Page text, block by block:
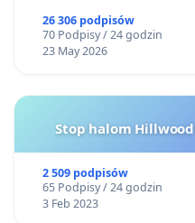
26 306 podpisów
70 Podpisy / 24 godzin
23 May 2026
Stop halom
2 509 podpisów
65 Podpisy / 24 godzin
3 Feb 2023